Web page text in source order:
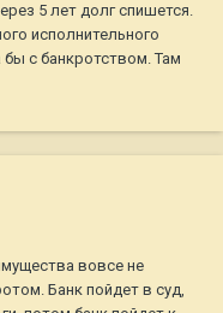
5 лет долг спишется.
исполнительного
с банкротством. Там
вовсе не
Банк пойдет в суд,